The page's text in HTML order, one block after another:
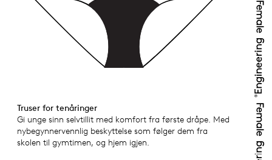
Truser for tenåringer
Gi unge sinn selvtillit med komfort fra første dråpe. Med
nybegynnervennlig beskyttelse som følger dem fra
skolen til gymtimen, og hjem igjen.